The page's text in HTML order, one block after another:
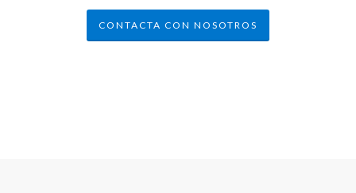
CONTACTA CON NOSOTROS